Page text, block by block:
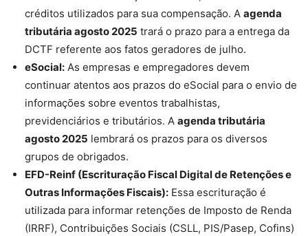
créditos utilizados para sua compensação. A agenda
tributária agosto 2025 trará o prazo para a entrega da
DCTF referente aos fatos geradores de julho.
eSocial: As empresas e empregadores devem
continuar atentos aos prazos do eSocial para o envio de
informações sobre eventos trabalhistas,
previdenciários e tributários. A agenda tributária
agosto 2025 lembrará os prazos para os diversos
grupos de obrigados.
EFD-Reinf (Escrituração Fiscal Digital de Retenções e
Outras Informações Fiscais): Essa escrituração é
utilizada para informar retenções de Imposto de Renda
(IRRF), Contribuições Sociais (CSLL, PIS/Pasep, Cofins)